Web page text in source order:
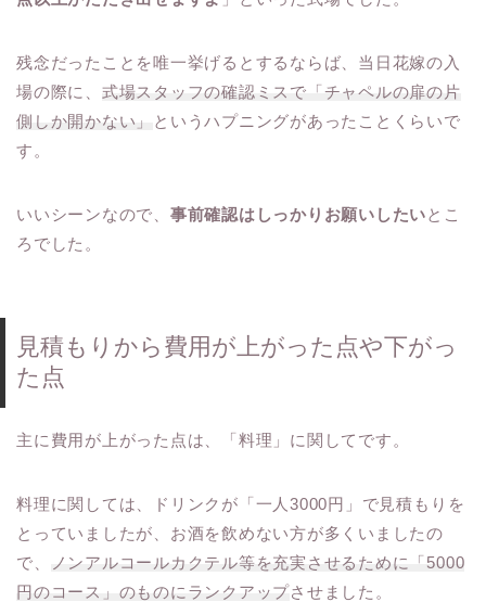
残念だったことを唯一挙げるとするならば、当日花嫁の入
場の際に、 式場スタッフの確認ミスで「チャペルの扉の片
側しか開かない」
というハプニングがあったことくらいで
す。
いいシーンなので、 事前確認はしっかりお願いしたいとこ
ろでした。
見積もりから費用が上がった点や下がっ
た点
主に費用が上がった点は、「料理」に関してです。
料理に関しては、ドリンクが「一人3000円」で見積もりを
とっていましたが、お酒を飲めない方が多くいましたの
で、
ノンアルコールカクテル等を充実させるために「5000
円のコース」のものにランクアップさせました。